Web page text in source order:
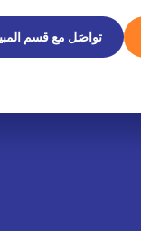
تواصَل مع قسم